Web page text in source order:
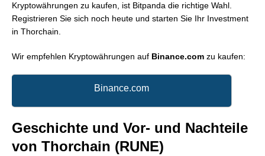
Kryptowährungen zu kaufen, ist Bitpanda die richtige Wahl.
Registrieren Sie sich noch heute und starten Sie Ihr Investment
in Thorchain.
Wir empfehlen Kryptowährungen auf Binance.com zu kaufen:
Binance.com
Geschichte und Vor- und Nachteile
von Thorchain (RUNE)